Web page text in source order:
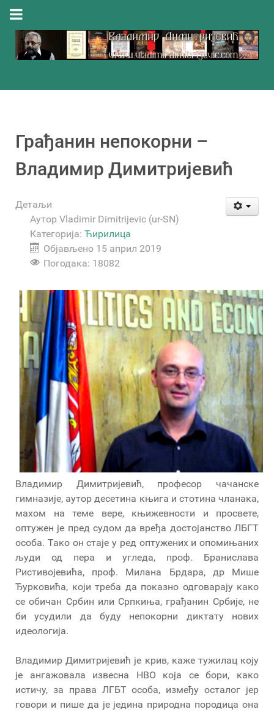
Грађанин непокорни –
Владимир Димитријевић
Детаљи
Аутор Vladimir Dimitrijevic (ur-SN)
Категорија: Ћирилица
Објављено 15 април 2019
Погодака: 18082
Владимир Димитријевић, професор чачанске
гимназије, аутор десетина књига и стотина чланака,
махом на теме вере, књижевности и просвете,
оптужен је пред судом да вређа достојанство ЛБГТ
особа. Тако он стаје у ред оптужених и опомињаних
људи од пера и угледа, проф. Бранислава
Ристивојевића, проф. Милана Брдара, др Мише
Ђурковића, који треба да показно одговарају како
се обичан Србин или Српкиња, грађанин Србије, не
би усудили да буду непокорни диктату нових
идеологија.
Владимир Димитријевић је крив, каже тужилац коју
је ангажовала извесна НВО која се бори, како
истичу, за права ЛГБТ особа, између осталог јер
говори и пише да је једина природна породица она